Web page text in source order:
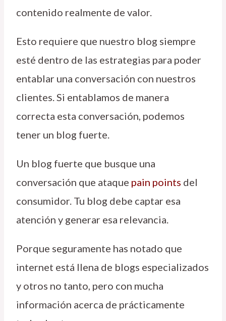
contenido realmente de valor.
Esto requiere que nuestro blog siempre
esté dentro de las estrategias para poder
entablar una conversación con nuestros
clientes. Si entablamos de manera
correcta esta conversación, podemos
tener un blog fuerte.
Un blog fuerte que busque una
conversación que ataque pain points del
consumidor. Tu blog debe captar esa
atención y generar esa relevancia.
Porque seguramente has notado que
internet está llena de blogs especializados
y otros no tanto, pero con mucha
información acerca de prácticamente